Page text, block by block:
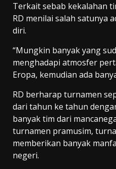
Terkait sebab kekalahan
RD menilai salah satunya
diri.
“Mungkin banyak yang
menghadapi atmosfer
Eropa, kemudian ada
RD berharap turnamen
dari tahun ke tahun
banyak tim dari
turnamen pramusim,
memberikan banyak
negeri.